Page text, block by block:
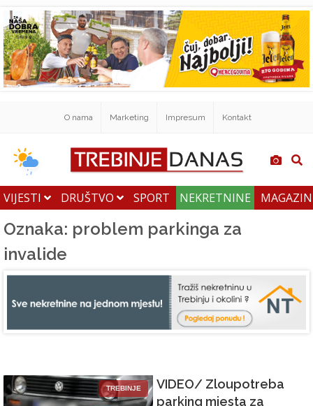
O nama Marketing Impresum Kontakt
VIJESTI DRUŠTVO SPORT NEKRETNINE
Oznaka: problem parkinga za
invalide
TREBINJE
VIDEO/ Zloupotreba
parking mjesta za